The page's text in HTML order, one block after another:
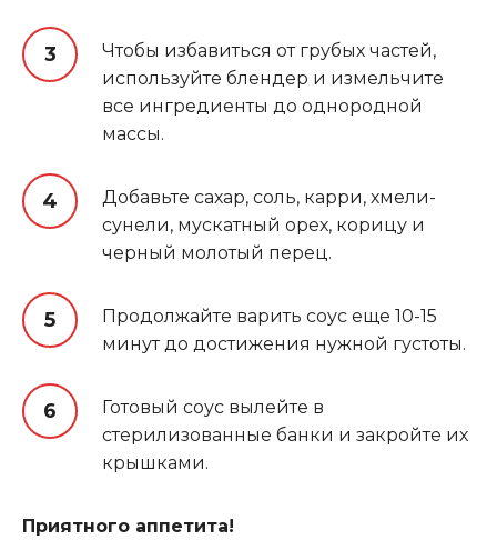
Чтобы избавиться от грубых частей,
используйте блендер и измельчите
все ингредиенты до однородной
массы.
Добавьте сахар, соль, карри, хмели-
сунели, мускатный орех, корицу и
черный молотый перец.
Продолжайте варить соус еще 10-15
минут до достижения нужной густоты.
Готовый соус вылейте в
стерилизованные банки и закройте их
крышками.
Приятного аппетита!